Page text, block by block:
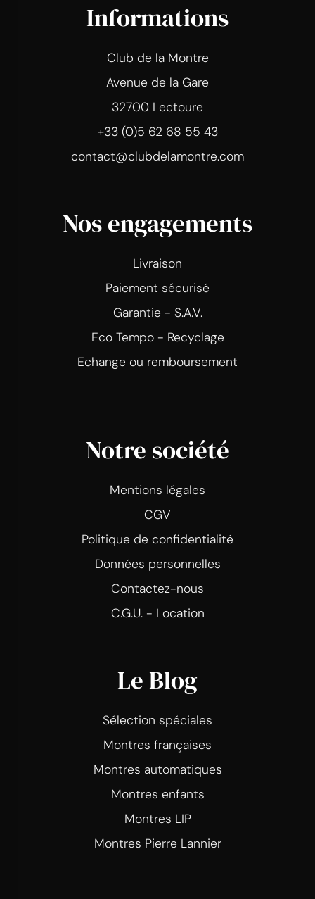
Informations
Club de la Montre
Avenue de la Gare
32700 Lectoure
+33 (0)5 62 68 55 43
contact@clubdelamontre.com
Nos engagements
Livraison
Paiement sécurisé
Garantie - S.A.V.
Eco Tempo - Recyclage
Echange ou remboursement
Notre société
Mentions légales
CGV
Politique de confidentialité
Données personnelles
Contactez-nous
C.G.U. - Location
Le Blog
Sélection spéciales
Montres françaises
Montres automatiques
Montres enfants
Montres LIP
Montres Pierre Lannier